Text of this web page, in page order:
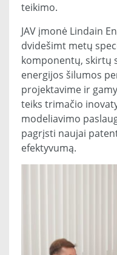
teikimo.
JAV įmonė Lindain
dvidešimt metų
komponentų, skirtų
energijos šilumos
projektavime ir
teiks trimačio
modeliavimo
pagrįsti naujai
efektyvumą.